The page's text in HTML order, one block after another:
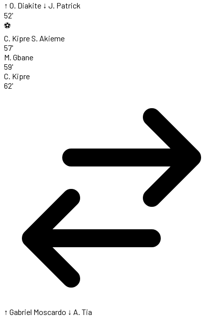
↑ O. Diakite ↓ J. Patrick
52'
⚽
C. KipreS. Akieme
57'
M. Gbane
59'
C. Kipre
62'
↑ Gabriel Moscardo ↓ A. Tia